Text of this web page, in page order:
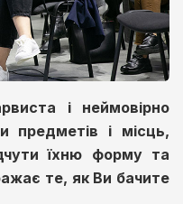
і неймовірно
предметів і місць,
їхню форму та
те, як Ви бачите